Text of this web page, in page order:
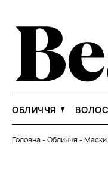
ОБЛИЧЧЯ
Головна-Обличчя -Маски